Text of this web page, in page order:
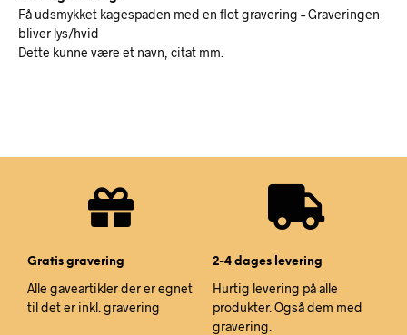
Få udsmykket kagespaden med en flot gravering – Graveringen
bliver lys/hvid
Dette kunne være et navn, citat mm.
Gratis gravering
Alle gaveartikler der er egnet
til det er inkl. gravering
2-4 dages levering
Hurtig levering på alle
produkter. Også dem med
gravering.